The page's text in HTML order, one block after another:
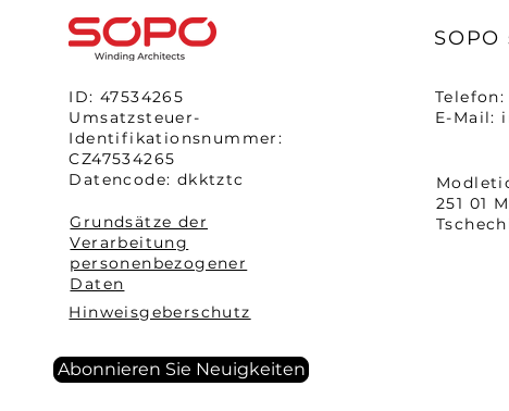
ID: 47534265
Umsatzsteuer-
Identifikationsnummer:
CZ47534265
Datencode: dkktztc
Grundsätze der
Verarbeitung
personenbezogener
Daten
Hinweisgeberschutz
Abonnieren Sie Neuigkeiten
SOPO
E-Mail:
251 01